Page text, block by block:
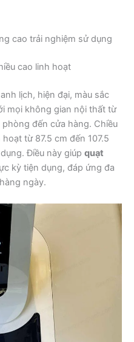
cao trải nghiệm sử dụng
cao linh hoạt
lịch, hiện đại, màu sắc
mọi không gian nội thất từ
đến cửa hàng. Chiều
từ 87.5 cm đến 107.5
Điều này giúp quạt
kỳ tiện dụng, đáp ứng đa
ngày.